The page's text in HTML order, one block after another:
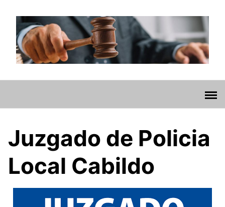
contenido
Juzgado de Policia
Local Cabildo